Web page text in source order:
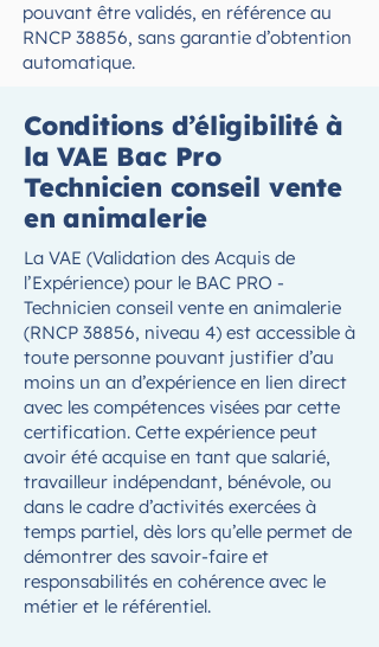
pouvant être validés, en référence au
RNCP 38856, sans garantie d’obtention
automatique.
Conditions d’éligibilité à
la VAE Bac Pro
Technicien conseil vente
en animalerie
La VAE (Validation des Acquis de
l’Expérience) pour le BAC PRO -
Technicien conseil vente en animalerie
(RNCP 38856, niveau 4) est accessible à
toute personne pouvant justifier d’au
moins un an d’expérience en lien direct
avec les compétences visées par cette
certification. Cette expérience peut
avoir été acquise en tant que salarié,
travailleur indépendant, bénévole, ou
dans le cadre d’activités exercées à
temps partiel, dès lors qu’elle permet de
démontrer des savoir-faire et
responsabilités en cohérence avec le
métier et le référentiel.